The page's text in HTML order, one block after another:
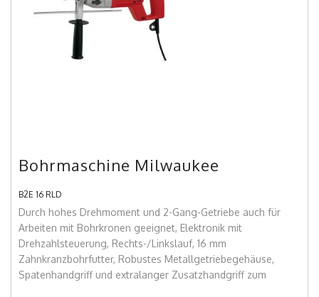
Bohrmaschine Milwaukee
B2E 16 RLD
Durch hohes Drehmoment und 2-Gang-Getriebe auch für
Arbeiten mit Bohrkronen geeignet, Elektronik mit
Drehzahlsteuerung, Rechts-/Linkslauf, 16 mm
Zahnkranzbohrfutter, Robustes Metallgetriebegehäuse,
Spatenhandgriff und extralanger Zusatzhandgriff zum